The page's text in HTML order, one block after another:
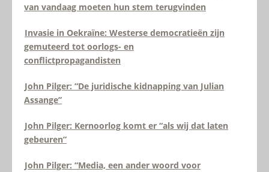
van vandaag moeten hun stem terugvinden
Invasie in Oekraïne: Westerse democratieën zijn
gemuteerd tot oorlogs- en
conflictpropagandisten
John Pilger: “De juridische kidnapping van Julian
Assange”
John Pilger: Kernoorlog komt er “als wij dat laten
gebeuren”
John Pilger: “Media, een ander woord voor